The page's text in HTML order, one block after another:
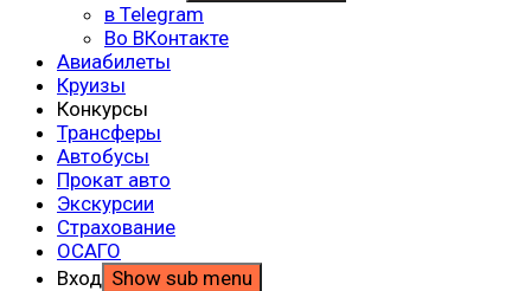
в Telegram
Во ВКонтакте
Авиабилеты
Круизы
Конкурсы
Трансферы
Автобусы
Прокат авто
Экскурсии
Страхование
ОСАГО
Вход Show sub menu